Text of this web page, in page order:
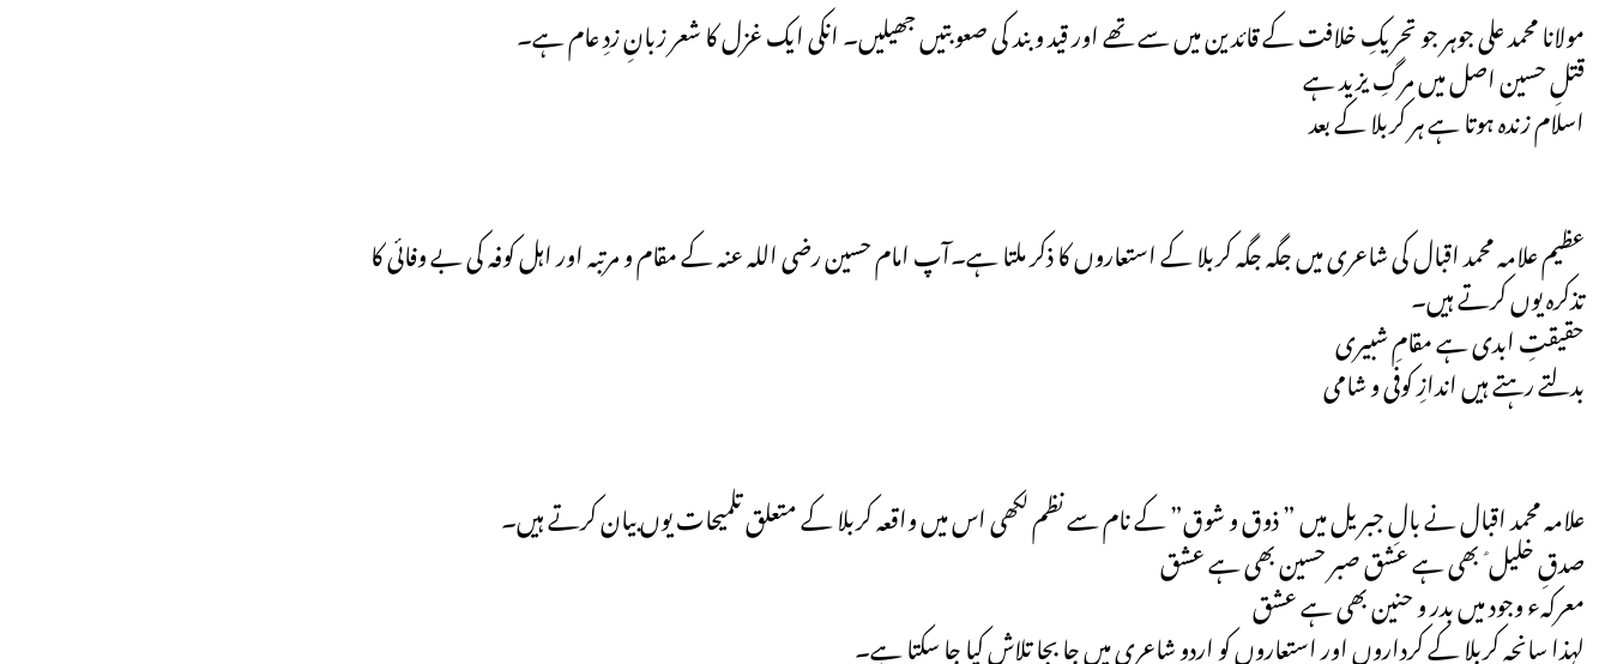
مولانا محمد علی جوہر جو تحریکِ خلافت کے قائدین میں سے تھے اور قید و بند کی صعوبتیں جھیلیں۔ انکی ایک غزل کا شعر زبانِ زدِ عام ہے۔
قتلِ حسین اصل میں مرگِ یزید ہے
اسلام زندہ ہوتا ہے ہر کربلا کے بعد
عظیم علامہ محمد اقبال کی شاعری میں جگہ جگہ کربلا کے استعاروں کا ذکر ملتا ہے۔آپ امام حسین رضى الله عنہ کے مقام و مرتبہ اور اہل کوفہ کی بے وفائی کا
تذکرہ یوں کرتے ہیں۔
حقیقتِ ابدی ہے مقامِ شبیری
بدلتے رہتے ہیں اندازِ کوفی و شامی
علامہ محمد اقبال نے بالِ جبریل میں ” ذوق و شوق” کے نام سے نظم لکھی اس میں واقعہ کربلا کے متعلق تلمیحات یوں بیان کرتے ہیں۔
صدقِ خلیل ؑ بھی ہے عشق صبر حسین بھی ہے عشق
معرکہء وجود میں بدر و حنین بھی ہے عشق
لہذا سانحہ کربلا کے کرداروں اور استعاروں کو اردو شاعری میں جا بجا تلاش کیا جا سکتا ہے۔